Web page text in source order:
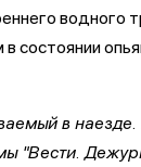
водного
состоянии
в наезде.
"Вести.